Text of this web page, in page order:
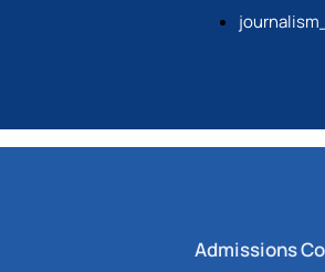
Admissions